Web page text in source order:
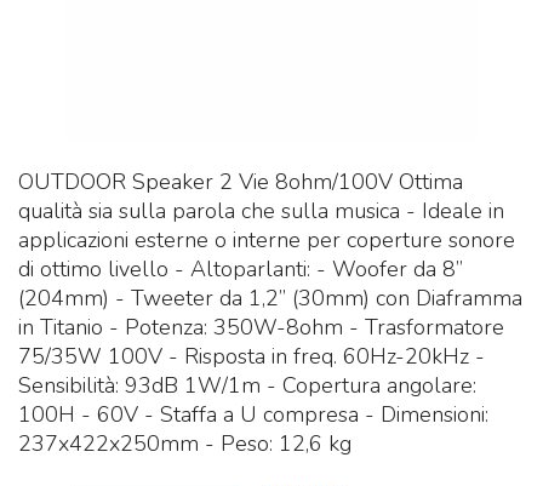
OUTDOOR Speaker 2 Vie 8ohm/100V Ottima
qualità sia sulla parola che sulla musica - Ideale in
applicazioni esterne o interne per coperture sonore
di ottimo livello - Altoparlanti: - Woofer da 8”
(204mm) - Tweeter da 1,2” (30mm) con Diaframma
in Titanio - Potenza: 350W-8ohm - Trasformatore
75/35W 100V - Risposta in freq. 60Hz-20kHz -
Sensibilità: 93dB 1W/1m - Copertura angolare:
100H - 60V - Staffa a U compresa - Dimensioni:
237x422x250mm - Peso: 12,6 kg